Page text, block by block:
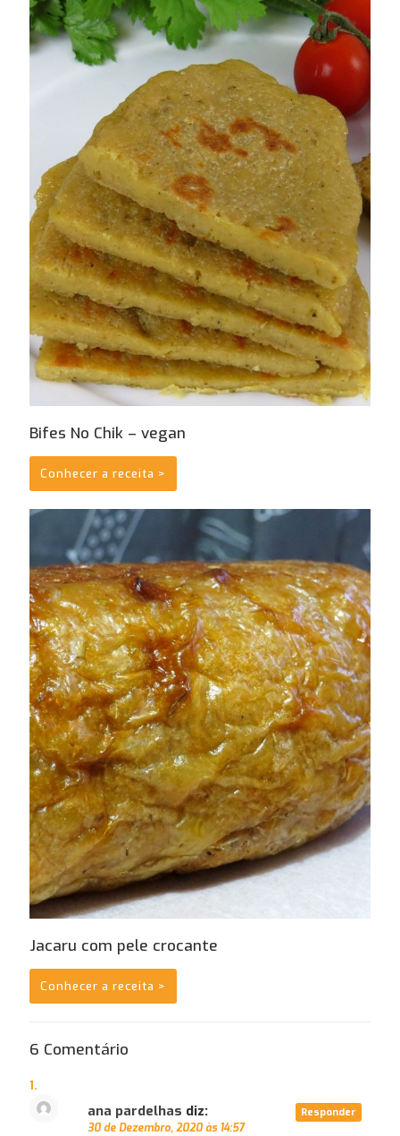
Bifes No Chik – vegan
Conhecer a receita >
Jacaru com pele crocante
Conhecer a receita >
6 Comentário
ana pardelhas diz:
30 de Dezembro, 2020 às 14:57
Responder